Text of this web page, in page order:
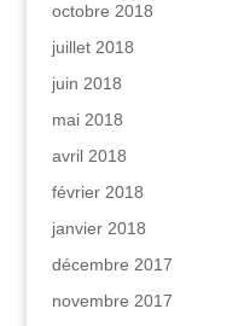
octobre 2018
juillet 2018
juin 2018
mai 2018
avril 2018
février 2018
janvier 2018
décembre 2017
novembre 2017